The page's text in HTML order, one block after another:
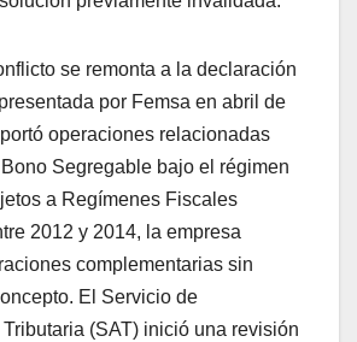
se remonta a la declaración
por Femsa en abril de
operaciones relacionadas
Segregable bajo el régimen
a Regímenes Fiscales
2012 y 2014, la empresa
complementarias sin
El Servicio de
(SAT) inició una revisión